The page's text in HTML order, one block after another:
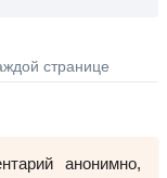
странице
анонимно,